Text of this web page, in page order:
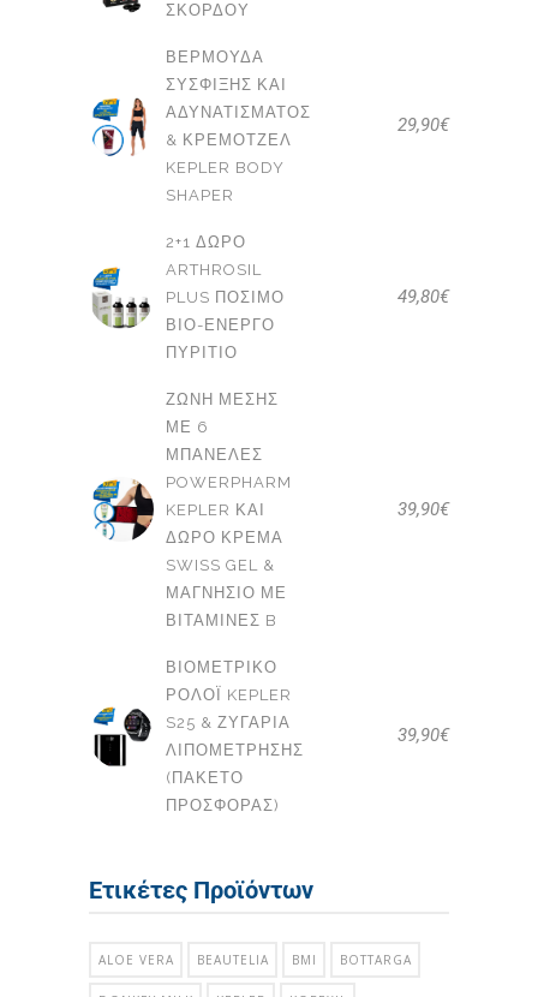
ΣΚΌΡΔΟΥ
ΒΕΡΜΟΎΔΑ
ΣΎΣΦΙΞΗΣ ΚΑΙ
ΑΔΥΝΑΤΊΣΜΑΤΟΣ
& ΚΡΕΜΟΤΖΈΛ
KEPLER BODY
SHAPER
29,90€
2+1 ΔΩΡΟ
ARTHROSIL
PLUS ΠΌΣΙΜΟ
ΒΙΟ-ΕΝΕΡΓΌ
ΠΥΡΊΤΙΟ
49,80€
ΖΏΝΗ ΜΈΣΗΣ
ΜΕ 6
ΜΠΑΝΈΛΕΣ
POWERPHARM
KEPLER ΚΑΙ
ΔΩΡΟ ΚΡΈΜΑ
SWISS GEL &
ΜΑΓΝΉΣΙΟ ΜΕ
ΒΙΤΑΜΊΝΕΣ B
39,90€
ΒΙΟΜΕΤΡΙΚΌ
ΡΟΛΌΙ KEPLER
S25 & ΖΥΓΑΡΙΆ
ΛΙΠΟΜΈΤΡΗΣΗΣ
(ΠΑΚΕΤΟ
ΠΡΟΣΦΟΡΑΣ)
39,90€
Ετικέτες Προϊόντων
ALOE VERA BEAUTELIA BMI BOTTARGA